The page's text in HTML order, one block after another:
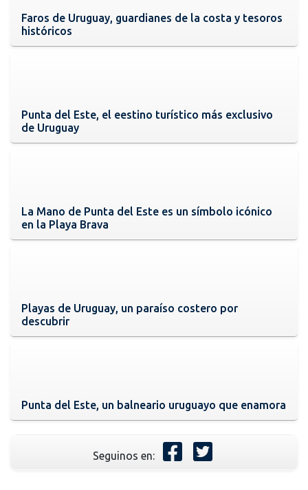
Faros de Uruguay, guardianes de la costa y tesoros
históricos
Punta del Este, el eestino turístico más exclusivo
de Uruguay
La Mano de Punta del Este es un símbolo icónico
en la Playa Brava
Playas de Uruguay, un paraíso costero por
descubrir
Punta del Este, un balneario uruguayo que enamora
Seguinos en: